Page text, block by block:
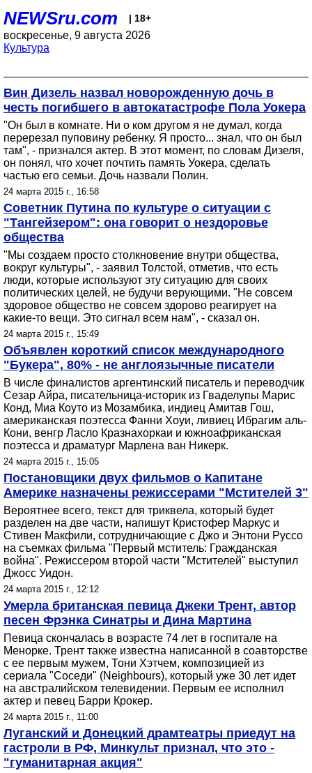
NEWSru.com | 18+
воскресенье, 9 августа 2026
Культура
Вин Дизель назвал новорожденную дочь в
честь погибшего в автокатастрофе Пола Уокера
"Он был в комнате. Ни о ком другом я не думал, когда
перерезал пуповину ребенку. Я просто... знал, что он был
там", - признался актер. В этот момент, по словам Дизеля,
он понял, что хочет почтить память Уокера, сделать
частью его семьи. Дочь назвали Полин.
24 марта 2015 г., 16:58
Советник Путина по культуре о ситуации с
"Тангейзером": она говорит о нездоровье
общества
"Мы создаем просто столкновение внутри общества,
вокруг культуры", - заявил Толстой, отметив, что есть
люди, которые используют эту ситуацию для своих
политических целей, не будучи верующими. "Не совсем
здоровое общество не совсем здорово реагирует на
какие-то вещи. Это сигнал всем нам", - сказал он.
24 марта 2015 г., 15:49
Объявлен короткий список международного
"Букера", 80% - не англоязычные писатели
В числе финалистов аргентинский писатель и переводчик
Сезар Айра, писательница-историк из Гваделупы Марис
Конд, Миа Коуто из Мозамбика, индиец Амитав Гош,
американская поэтесса Фанни Хоуи, ливиец Ибрагим аль-
Кони, венгр Ласло Кразнахоркаи и южноафриканская
поэтесса и драматург Марлена ван Никерк.
24 марта 2015 г., 15:05
Постановщики двух фильмов о Капитане
Америке назначены режиссерами "Мстителей 3"
Вероятнее всего, текст для триквела, который будет
разделен на две части, напишут Кристофер Маркус и
Стивен Макфили, сотрудничающие с Джо и Энтони Руссо
на съемках фильма "Первый мститель: Гражданская
война". Режиссером второй части "Мстителей" выступил
Джосс Уидон.
24 марта 2015 г., 12:12
Умерла британская певица Джеки Трент, автор
песен Фрэнка Синатры и Дина Мартина
Певица скончалась в возрасте 74 лет в госпитале на
Менорке. Трент также известна написанной в соавторстве
с ее первым мужем, Тони Хэтчем, композицией из
сериала "Соседи" (Neighbours), который уже 30 лет идет
на австралийском телевидении. Первым ее исполнил
актер и певец Барри Крокер.
24 марта 2015 г., 11:00
Луганский и Донецкий драмтеатры приедут на
гастроли в РФ, Минкульт признал, что это -
"гуманитарная акция"